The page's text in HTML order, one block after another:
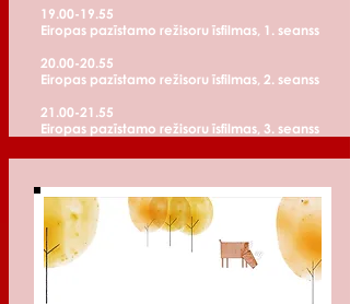
19.00-19.55
Eiropas pazīstamo režisoru īsfilmas, 1. seanss
20.00-20.55
Eiropas pazīstamo režisoru īsfilmas, 2. seanss
21.00-21.55
Eiropas pazīstamo režisoru īsfilmas, 3. seanss